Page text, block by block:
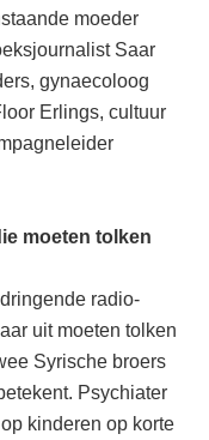
moeder
Saar
gynaecoloog
Erlings, cultuur
moeten tolken
radio-
uit moeten tolken
Syrische broers
Psychiater
kinderen op korte